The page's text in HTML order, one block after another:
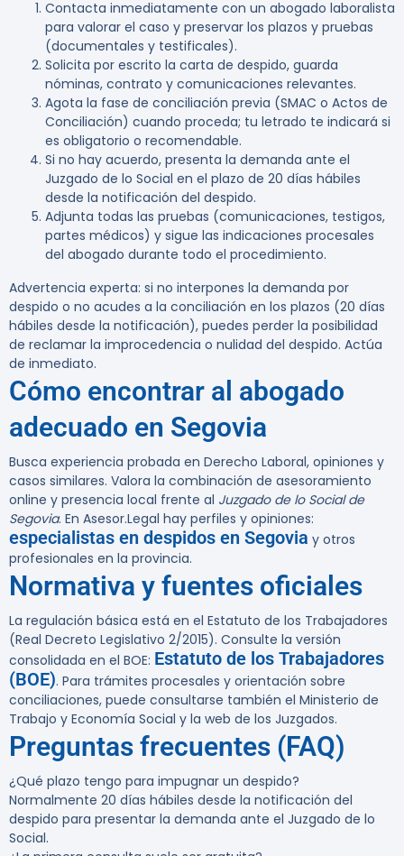
Contacta inmediatamente con un abogado laboralista
para valorar el caso y preservar los plazos y pruebas
(documentales y testificales).
Solicita por escrito la carta de despido, guarda
nóminas, contrato y comunicaciones relevantes.
Agota la fase de conciliación previa (SMAC o Actos de
Conciliación) cuando proceda; tu letrado te indicará si
es obligatorio o recomendable.
Si no hay acuerdo, presenta la demanda ante el
Juzgado de lo Social en el plazo de 20 días hábiles
desde la notificación del despido.
Adjunta todas las pruebas (comunicaciones, testigos,
partes médicos) y sigue las indicaciones procesales
del abogado durante todo el procedimiento.
Advertencia experta: si no interpones la demanda por
despido o no acudes a la conciliación en los plazos (20 días
hábiles desde la notificación), puedes perder la posibilidad
de reclamar la improcedencia o nulidad del despido. Actúa
de inmediato.
Cómo encontrar al abogado
adecuado en Segovia
Busca experiencia probada en Derecho Laboral, opiniones y
casos similares. Valora la combinación de asesoramiento
online y presencia local frente al Juzgado de lo Social de
Segovia. En Asesor.Legal hay perfiles y opiniones:
especialistas en despidos en Segovia y otros
profesionales en la provincia.
Normativa y fuentes oficiales
La regulación básica está en el Estatuto de los Trabajadores
(Real Decreto Legislativo 2/2015). Consulte la versión
consolidada en el BOE: Estatuto de los Trabajadores
(BOE). Para trámites procesales y orientación sobre
conciliaciones, puede consultarse también el Ministerio de
Trabajo y Economía Social y la web de los Juzgados.
Preguntas frecuentes (FAQ)
¿Qué plazo tengo para impugnar un despido?
Normalmente 20 días hábiles desde la notificación del
despido para presentar la demanda ante el Juzgado de lo
Social.